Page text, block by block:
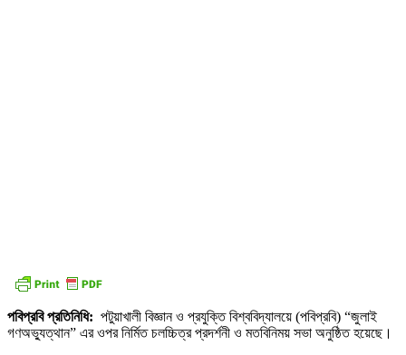
পবিপ্রবি প্রতিনিধি: পটুয়াখালী বিজ্ঞান ও প্রযুক্তি বিশ্ববিদ্যালয়ে (পবিপ্রবি) “জুলাই
গণঅভ্যুত্থান” এর ওপর নির্মিত চলচ্চিত্র প্রদর্শনী ও মতবিনিময় সভা অনুষ্ঠিত হয়েছে।